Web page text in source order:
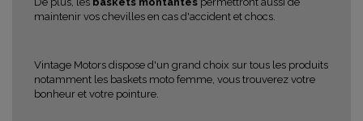
maintenir vos chevilles en cas d'accident et chocs.
Vintage Motors dispose d'un grand choix sur tous les produits
notamment les baskets moto femme, vous trouverez votre
bonheur et votre pointure.